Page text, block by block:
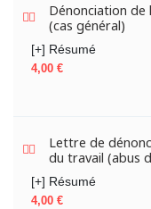
Dénonciation de
(cas général)
[+] Résumé
Prix
4,00 €
Lettre de
du travail (abus
[+] Résumé
Prix
4,00 €